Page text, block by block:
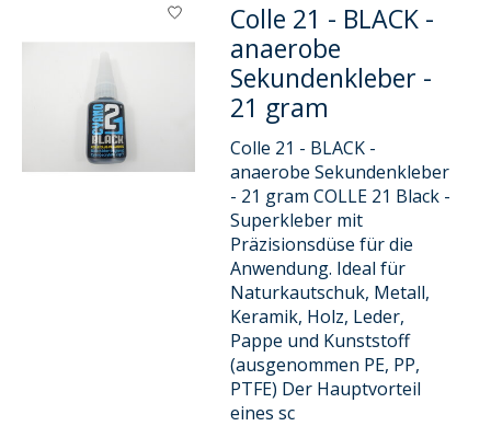
Colle 21 - BLACK -
anaerobe
Sekundenkleber -
21 gram
Colle 21 - BLACK -
anaerobe Sekundenkleber
- 21 gram COLLE 21 Black -
Superkleber mit
Präzisionsdüse für die
Anwendung. Ideal für
Naturkautschuk, Metall,
Keramik, Holz, Leder,
Pappe und Kunststoff
(ausgenommen PE, PP,
PTFE) Der Hauptvorteil
eines sc